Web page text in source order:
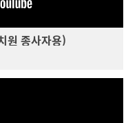
원 종사자용)